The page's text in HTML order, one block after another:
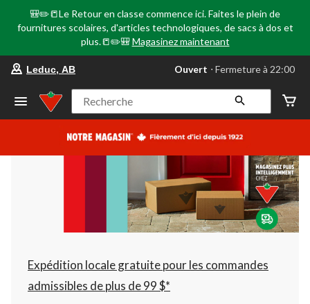
🎒✏️📒Le Retour en classe commence ici. Faites le plein de
fournitures scolaires, d'articles technologiques, de sacs à dos et
plus.📒✏️🎒 Magasinez maintenant
votre
préféré
Leduc,
AB,
courament
Fermeture
à
22:00
cliquer
pour
changer
Leduc, AB Ouvert ⋅ Fermeture à 22:00
Recherche
Expédition locale gratuite pour les commandes
admissibles de plus de 99 $*